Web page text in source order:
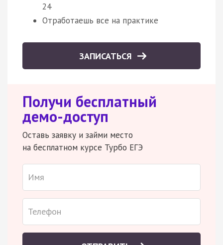
24
Отработаешь все на практике
ЗАПИСАТЬСЯ
Получи бесплатный
демо-доступ
Оставь заявку и займи место
на бесплатном курсе Турбо ЕГЭ